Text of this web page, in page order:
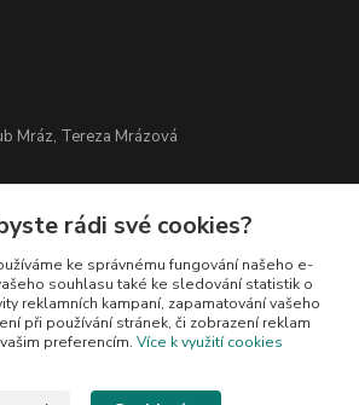
Mráz, Tereza Mrázová
rádi své cookies?
ke správnému fungování našeho e-
souhlasu také ke sledování statistik o
reklamních kampaní, zapamatování vašeho
při používání stránek, či zobrazení reklam
preferencím. Více k využití cookies